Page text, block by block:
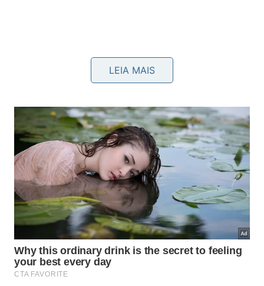
Conheça o exercício diário que fortalece bíceps, tríceps e
ombros, ajudando a deixar os braços mais firmes com o
Passo a passo para fazer a flexão
LEIA MAIS